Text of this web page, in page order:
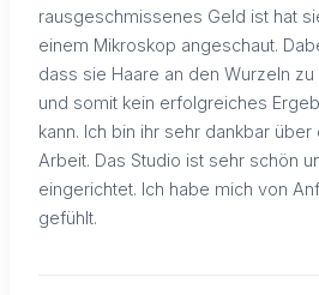
rausgeschmissenes Geld ist hat
einem Mikroskop angeschaut.
dass sie Haare an den Wurzeln
und somit kein erfolgreiches
kann. Ich bin ihr sehr dankbar
Arbeit. Das Studio ist sehr schön
eingerichtet. Ich habe mich von
gefühlt.